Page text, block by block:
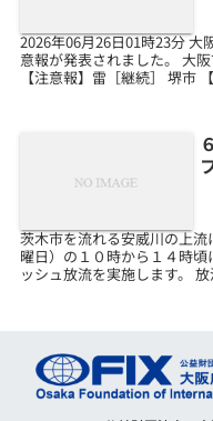
2026年06月26日01時23分 大
意報が発表されました。 大
【注意報】雷［継続］ 堺市
茨木市を流れる安威川の上
曜日）の１０時から１４時
ッシュ放流を実施します。